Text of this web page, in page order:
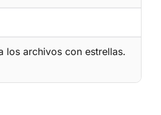
los archivos con estrellas.